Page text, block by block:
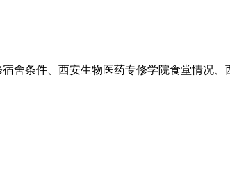
舍条件、西安生物医药专修学院食堂情况